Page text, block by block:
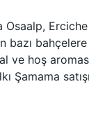
Osaalp,
bazı
ve hoş
Şamama